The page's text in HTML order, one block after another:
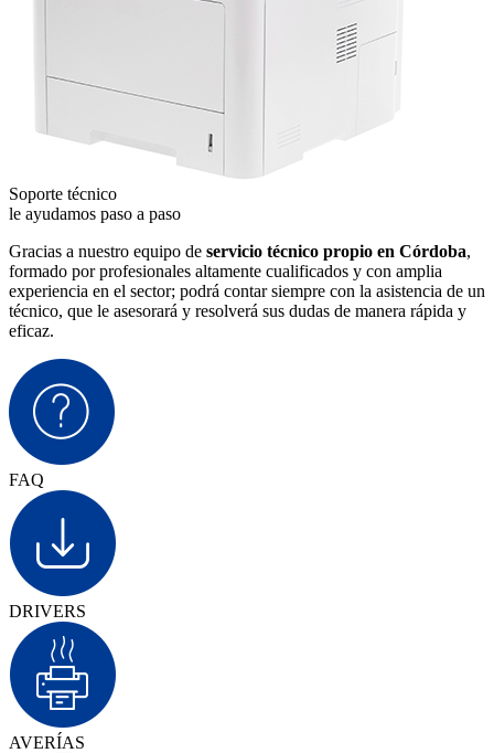
Soporte técnico
le ayudamos paso a paso
Gracias a nuestro equipo de servicio técnico propio en Córdoba,
formado por profesionales altamente cualificados y con amplia
experiencia en el sector; podrá contar siempre con la asistencia de un
técnico, que le asesorará y resolverá sus dudas de manera rápida y
eficaz.
FAQ
DRIVERS
AVERÍAS